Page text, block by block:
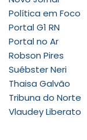
Política em Foco
Portal G1 RN
Portal no Ar
Robson Pires
Suébster Neri
Thaisa Galvão
Tribuna do Norte
Vlaudey Liberato